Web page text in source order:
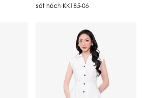
sát nách KK185-06